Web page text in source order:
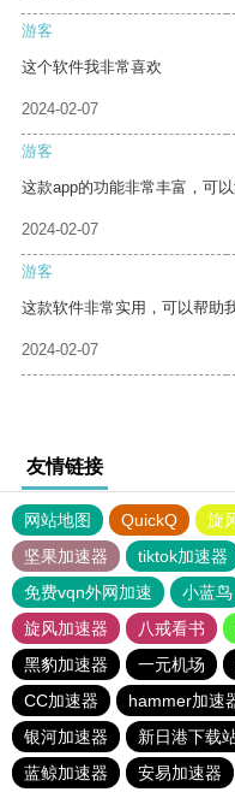
游客
这个软件我非常喜欢
2024-02-07
游客
这款app的功能非常丰富，可
2024-02-07
游客
这款软件非常实用，可以帮助
2024-02-07
友情链接
网站地图 QuickQ 旋
坚果加速器
tiktok加速器
免费vqn外网加速
小蓝鸟
旋风加速器
八戒看书
黑豹加速器
一元机场
CC加速器
hammer加速
银河加速器
新日港下载
蓝鲸加速器
安易加速器